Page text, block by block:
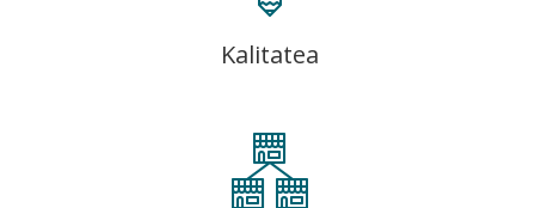
Kalitatea